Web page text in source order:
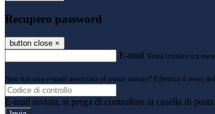
Recupero password
button close ×
E-mail Verrà inviato un
Non hai una e-mail associata al nome utente? Effettua il reset
E-mail inviata, si prega di controllare la casella di